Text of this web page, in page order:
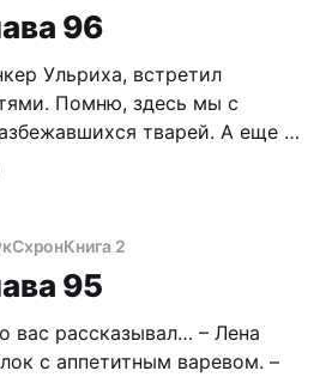
что сделаю, но
96
Ульриха, встретил
Помню, здесь мы с
тварей. А еще я
Бубу, идущего впереди,
значит, ловушки.
в тесную
СхронКнига 2
95
вас рассказывал… – Лена
с аппетитным варевом. –